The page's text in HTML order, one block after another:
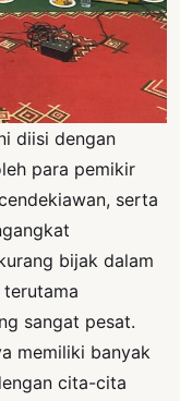
diisi dengan
para pemikir
serta
bijak dalam
sangat pesat.
memiliki banyak
cita-cita